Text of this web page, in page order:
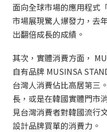
面向全球市場的應用程式
市場展現驚人爆發力，去
出翻倍成長的成績。
其次，實體消費方面，
自有品牌 MUSINSA
台灣人消費佔比高居第三
長，或是在韓國實體門市
見台灣消費者對韓國流行
設計品牌買單的消費力。